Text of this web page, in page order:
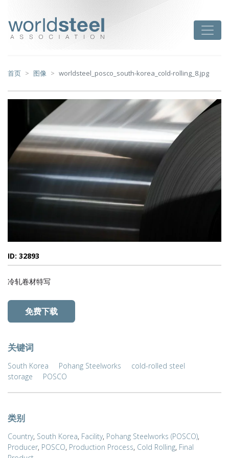
首页 图像 worldsteel_posco_south-korea_cold-rolling_8.jpg
ID: 32893
冷轧卷材特写
免费下载
关键词
South Korea Pohang Steelworks
cold-rolled steel
storage
POSCO
类别
Country, South Korea, Facility, Pohang Steelworks (POSCO),
Producer, POSCO, Production Process, Cold Rolling, Final